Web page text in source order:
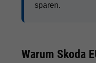
sparen.
Warum Skoda